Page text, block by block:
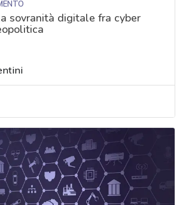
sovranità digitale fra cyber